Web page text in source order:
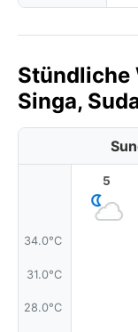
Stündliche
Singa,
34.0°C
31.0°C
28.0°C
5